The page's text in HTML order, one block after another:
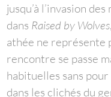
jusqu’à l’invasion
dans Raised by Wolves
athée ne représente
rencontre se passe
habituelles sans
dans les clichés du